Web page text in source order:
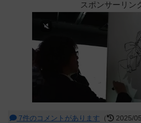
スポンサーリン
7件のコメントがあります （ 2025/